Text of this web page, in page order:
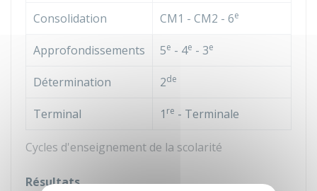
Cycles d'enseignement de la scolarité
Consolidation CM1 - CM2 - 6e
Approfondissements 5e - 4e - 3e
Détermination 2de
Terminal 1 re - Terminale
Résultats